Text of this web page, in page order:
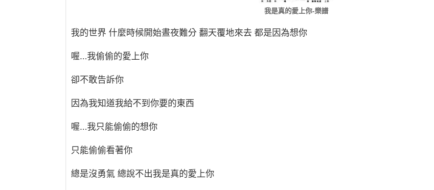
我是真的愛上你-樂譜
我的世界 什麼時候開始晝夜難分 翻天覆地來去 都是因為想你
喔...我偷偷的愛上你
卻不敢告訴你
因為我知道我給不到你要的東西
喔...我只能偷偷的想你
只能偷偷看著你
總是沒勇氣 總說不出我是真的愛上你